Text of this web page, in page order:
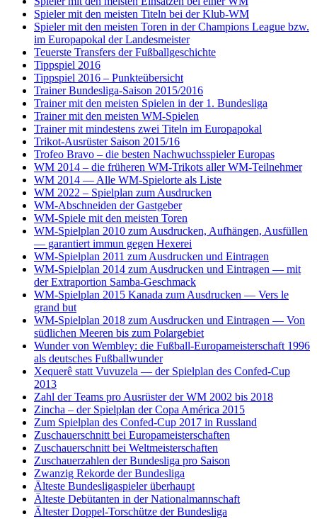
Spieler mit den meisten Titeln bei der Klub-WM
Spieler mit den meisten Toren in der Champions League bzw.
im Europapokal der Landesmeister
Teuerste Transfers der Fußballgeschichte
Tippspiel 2016
Tippspiel 2016 – Punkteübersicht
Trainer Bundesliga-Saison 2015/2016
Trainer mit den meisten Spielen in der 1. Bundesliga
Trainer mit den meisten WM-Spielen
Trainer mit mindestens zwei Titeln im Europapokal
Trikot-Ausrüster Saison 2015/16
Trofeo Bravo – die besten Nachwuchsspieler Europas
WM 2014 – die früheren WM-Trikots aller WM-Teilnehmer
WM 2014 — Alle WM-Spielorte als Liste
WM 2022 – Spielplan zum Ausdrucken
WM-Abschneiden der Gastgeber
WM-Spiele mit den meisten Toren
WM-Spielplan 2010 zum Ausdrucken, Aufhängen, Ausfüllen
— garantiert immun gegen Hexerei
WM-Spielplan 2011 zum Ausdrucken und Eintragen
WM-Spielplan 2014 zum Ausdrucken und Eintragen — mit
der Extraportion Samba-Geschmack
WM-Spielplan 2015 Kanada zum Ausdrucken — Vers le
grand but
WM-Spielplan 2018 zum Ausdrucken und Eintragen — Von
südlichen Meeren bis zum Polargebiet
Wunder von Wembley: die Fußball-Europameisterschaft 1996
als deutsches Fußballwunder
Xequerê statt Vuvuzela — der Spielplan des Confed-Cup
2013
Zahl der Teams pro Ausrüster der WM 2002 bis 2018
Zincha – der Spielplan der Copa América 2015
Zum Spielplan des Confed-Cup 2017 in Russland
Zuschauerschnitt bei Europameisterschaften
Zuschauerschnitt bei Weltmeisterschaften
Zuschauerzahlen der Bundesliga pro Saison
Zwanzig Rekorde der Bundesliga
Älteste Bundesligaspieler überhaupt
Älteste Debütanten in der Nationalmannschaft
Ältester Doppel-Torschütze der Bundesliga